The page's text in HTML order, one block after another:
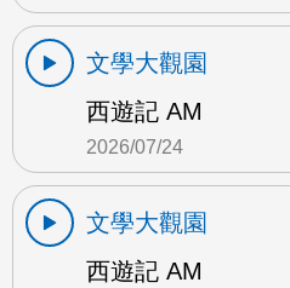
文學大觀園
西遊記 AM
2026/07/24
文學大觀園
西遊記 AM